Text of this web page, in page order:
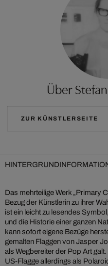
Über
ZUR KÜNSTLERSEITE
Das mehrteilige Werk „Primary
Bezug der Künstlerin zu ihrer
ist ein leicht zu lesendes
und die Historie einer ganzen
kann sofort eigene Bezüge
gemalten Flaggen von Jasper
als Wegbereiter der Pop Art
US-Flagge allerdings als